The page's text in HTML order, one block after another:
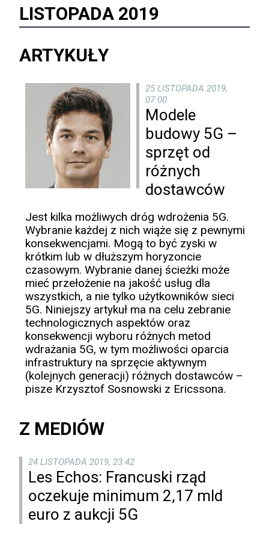
LISTOPADA 2019
ARTYKUŁY
25 LISTOPADA 2019,
07:00
Modele
budowy 5G –
sprzęt od
różnych
dostawców
Jest kilka możliwych dróg wdrożenia 5G.
Wybranie każdej z nich wiąże się z pewnymi
konsekwencjami. Mogą to być zyski w
krótkim lub w dłuższym horyzoncie
czasowym. Wybranie danej ścieżki może
mieć przełożenie na jakość usług dla
wszystkich, a nie tylko użytkowników sieci
5G. Niniejszy artykuł ma na celu zebranie
technologicznych aspektów oraz
konsekwencji wyboru różnych metod
wdrażania 5G, w tym możliwości oparcia
infrastruktury na sprzęcie aktywnym
(kolejnych generacji) różnych dostawców –
pisze Krzysztof Sosnowski z Ericssona.
Z MEDIÓW
24 LISTOPADA 2019, 23:42
Les Echos: Francuski rząd
oczekuje minimum 2,17 mld
euro z aukcji 5G